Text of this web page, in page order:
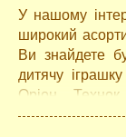
У нашому
широкий
Ви знайдете
дитячу
Оріон,
екологічно